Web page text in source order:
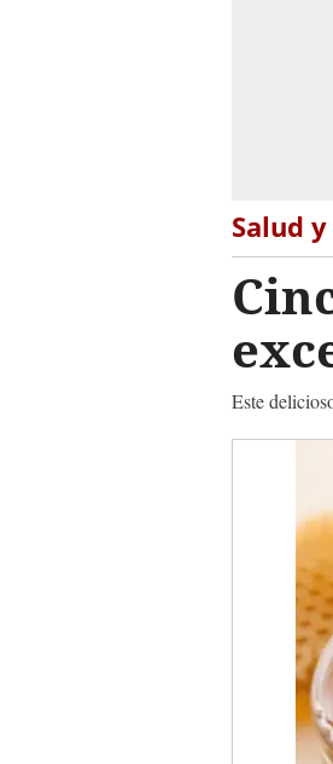
Salud
Este